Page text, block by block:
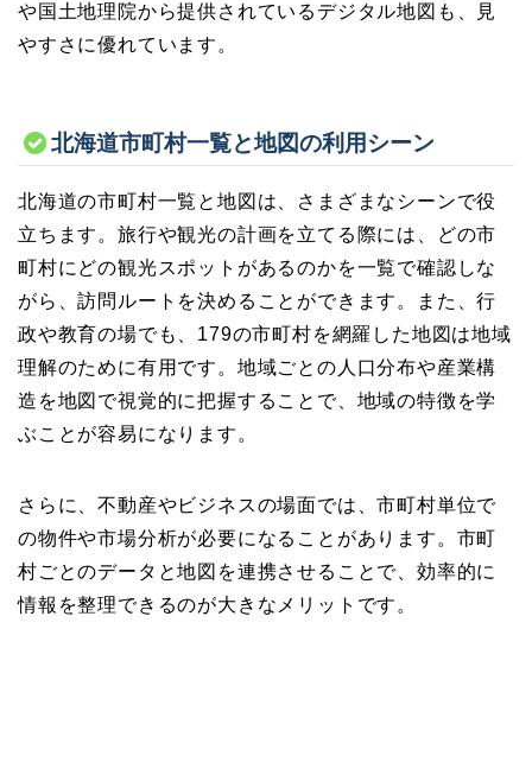
や国土地理院から提供されているデジタル地図も、見
やすさに優れています。
北海道市町村一覧と地図の利用シーン
北海道の市町村一覧と地図は、さまざまなシーンで役
立ちます。旅行や観光の計画を立てる際には、どの市
町村にどの観光スポットがあるのかを一覧で確認しな
がら、訪問ルートを決めることができます。また、行
政や教育の場でも、179の市町村を網羅した地図は地域
理解のために有用です。地域ごとの人口分布や産業構
造を地図で視覚的に把握することで、地域の特徴を学
ぶことが容易になります。
さらに、不動産やビジネスの場面では、市町村単位で
の物件や市場分析が必要になることがあります。市町
村ごとのデータと地図を連携させることで、効率的に
情報を整理できるのが大きなメリットです。